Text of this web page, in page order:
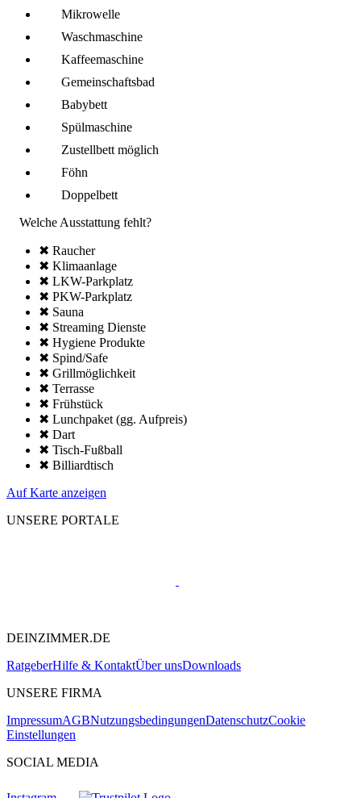
Mikro­welle
Wasch­maschine
Kaffee­maschine
Gemeinschafts­bad
Babybett
Spül­maschine
Zustellbett möglich
Föhn
Doppelbett
Welche Ausstattung fehlt?
✖ Raucher
✖ Klima­anlage
✖ LKW-Parkplatz
✖ PKW-Parkplatz
✖ Sauna
✖ Streaming Dienste
✖ Hygiene Produkte
✖ Spind/Safe
✖ Grillmöglich­keit
✖ Terrasse
✖ Frühstück
✖ Lunchpaket (gg. Aufpreis)
✖ Dart
✖ Tisch-Fußball
✖ Billiardtisch
Auf Karte anzeigen
UNSERE PORTALE
DEINZIMMER.DE
RatgeberHilfe & KontaktÜber unsDownloads
UNSERE FIRMA
ImpressumAGBNutzungsbedingungenDatenschutzCookie
Einstellungen
SOCIAL MEDIA